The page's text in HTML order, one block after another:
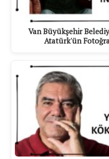
Van Büyükşehir
Atatürk'ün